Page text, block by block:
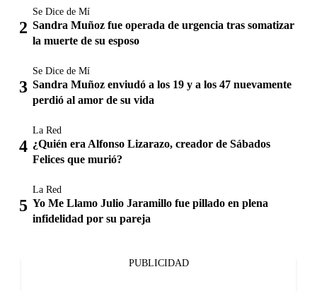
Se Dice de Mí
Sandra Muñoz fue operada de urgencia tras somatizar
la muerte de su esposo
Se Dice de Mí
Sandra Muñoz enviudó a los 19 y a los 47 nuevamente
perdió al amor de su vida
La Red
¿Quién era Alfonso Lizarazo, creador de Sábados
Felices que murió?
La Red
Yo Me Llamo Julio Jaramillo fue pillado en plena
infidelidad por su pareja
PUBLICIDAD